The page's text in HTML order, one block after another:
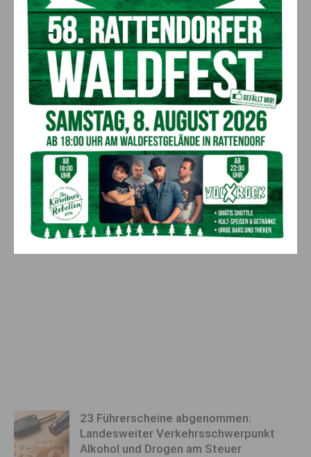
Aktuell 7. August 2026
Bargeld im Bankomaten vergessen –
Polizei bittet um Hinweise
Aktuell 7. August 2026
Lienz: Bub (4) nach Badeunfall
reanimiert – Polizei sucht Zeugen
Aktuell 7. August 2026
Anzeige
23 Führerscheine abgenommen:
Landesweiter Verkehrsschwerpunkt
Alkohol und Drogen am Steuer